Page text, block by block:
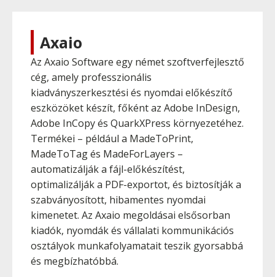
Axaio
Az Axaio Software egy német szoftverfejlesztő
cég, amely professzionális
kiadványszerkesztési és nyomdai előkészítő
eszközöket készít, főként az Adobe InDesign,
Adobe InCopy és QuarkXPress környezetéhez.
Termékei – például a MadeToPrint,
MadeToTag és MadeForLayers –
automatizálják a fájl-előkészítést,
optimalizálják a PDF-exportot, és biztosítják a
szabványosított, hibamentes nyomdai
kimenetet. Az Axaio megoldásai elsősorban
kiadók, nyomdák és vállalati kommunikációs
osztályok munkafolyamatait teszik gyorsabbá
és megbízhatóbbá.